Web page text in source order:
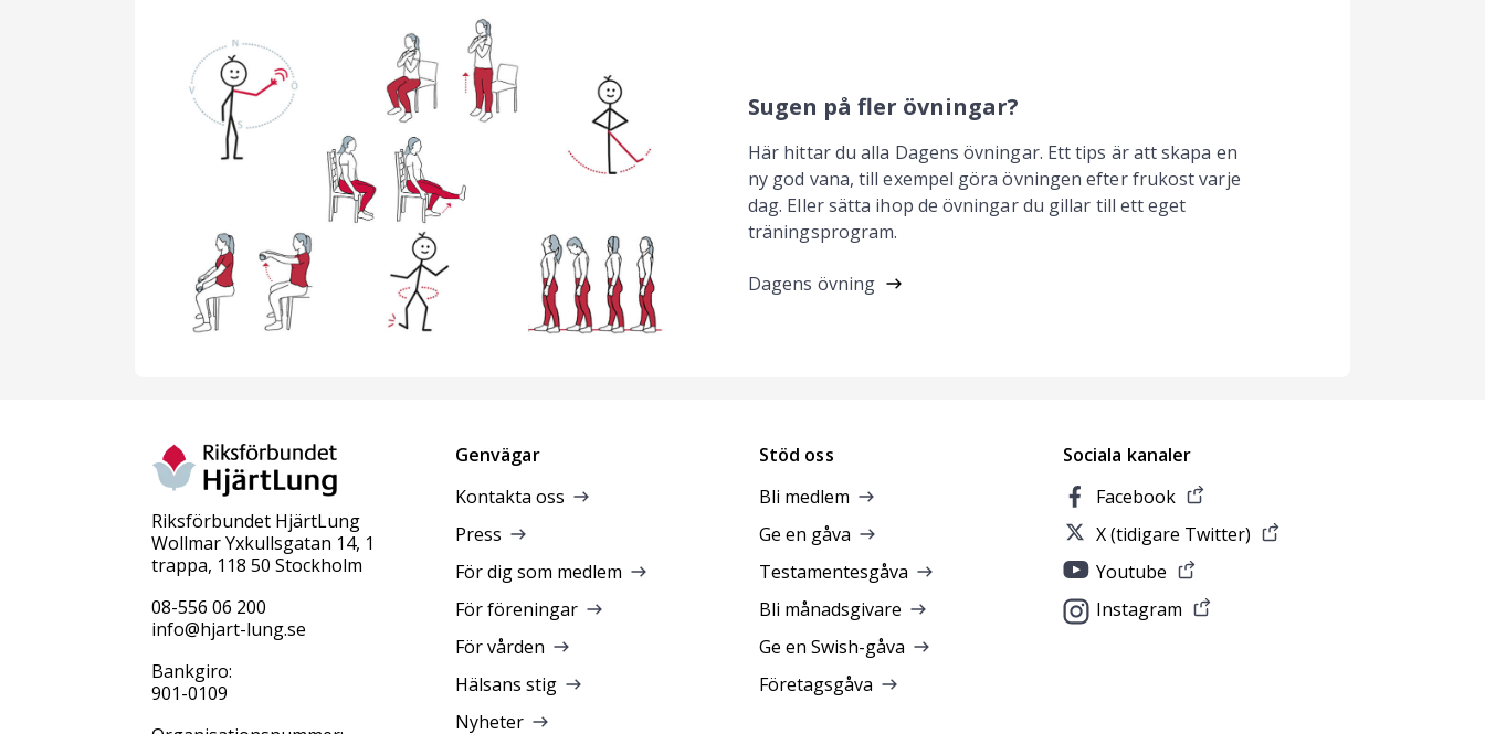
Sugen på fler övningar?
Här hittar du alla Dagens övningar. Ett tips är att skapa en
ny god vana, till exempel göra övningen efter frukost varje
dag. Eller sätta ihop de övningar du gillar till ett eget
träningsprogram.
Dagens övning
Riksförbundet HjärtLung
Wollmar Yxkullsgatan 14, 1
trappa, 118 50 Stockholm
08-556 06 200
info@hjart-lung.se
Bankgiro:
901-0109
Genvägar
Kontakta oss
Press
För dig som medlem
För föreningar
För vården
Hälsans stig
Nyheter
Stöd oss
Bli medlem
Ge en gåva
Testamentesgåva
Bli månadsgivare
Ge en Swish-gåva
Företagsgåva
Sociala kanaler
Facebook
X (tidigare Twitter)
Youtube
Instagram